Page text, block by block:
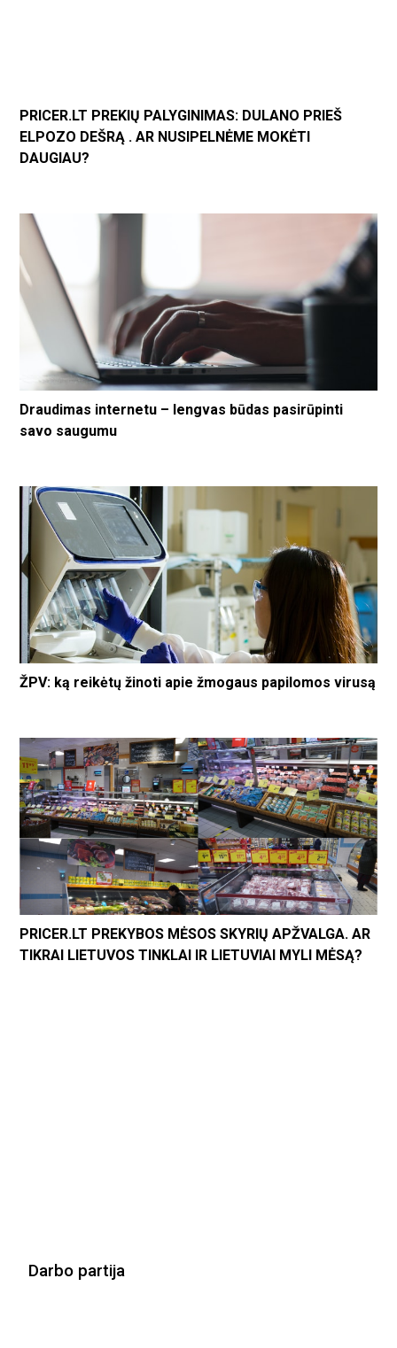
PRICER.LT PREKIŲ PALYGINIMAS: DULANO PRIEŠ
ELPOZO DEŠRĄ . AR NUSIPELNĖME MOKĖTI
DAUGIAU?
Draudimas internetu – lengvas būdas pasirūpinti
savo saugumu
ŽPV: ką reikėtų žinoti apie žmogaus papilomos virusą
PRICER.LT PREKYBOS MĖSOS SKYRIŲ APŽVALGA. AR
TIKRAI LIETUVOS TINKLAI IR LIETUVIAI MYLI MĖSĄ?
Darbo partija